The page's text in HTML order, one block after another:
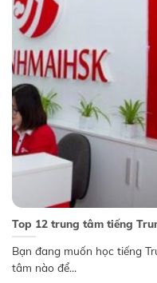
Top 12 trung tâm tiếng
Bạn đang muốn học tiếng
tâm nào để...